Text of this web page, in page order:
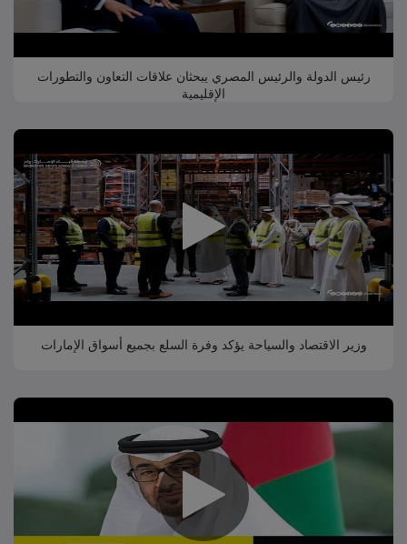
رئيس الدولة والرئيس المصري يبحثان علاقات التعاون والتطورات
الإقليمية
وزير الاقتصاد والسياحة يؤكد وفرة السلع بجميع أسواق الإمارات